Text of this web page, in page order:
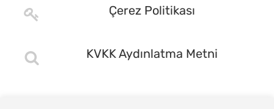
Çerez Politikası
KVKK Aydınlatma Metni